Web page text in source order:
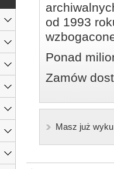
od 1993
Ponad
Zamów
Masz już